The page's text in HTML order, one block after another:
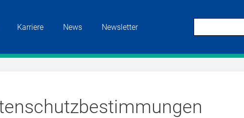
Karriere News Newsletter